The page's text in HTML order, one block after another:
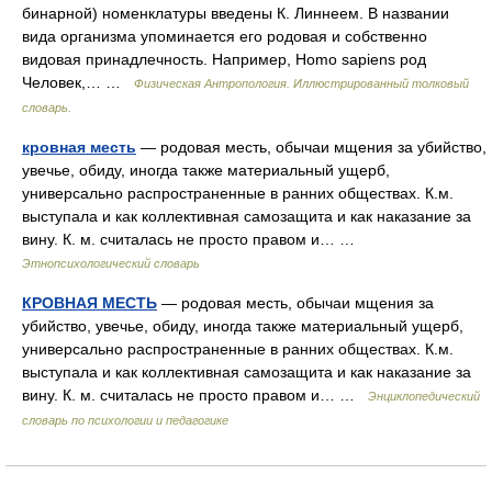
бинарной) номенклатуры введены К. Линнеем. В названии
вида организма упоминается его родовая и собственно
видовая принадлечность. Например, Homo sapiens род
Человек,… …
Физическая Антропология. Иллюстрированный толковый
словарь.
кровная месть — родовая месть, обычаи мщения за убийство,
увечье, обиду, иногда также материальный ущерб,
универсально распространенные в ранних обществах. К.м.
выступала и как коллективная самозащита и как наказание за
вину. К. м. считалась не просто правом и… …
Этнопсихологический словарь
КРОВНАЯ МЕСТЬ — родовая месть, обычаи мщения за
убийство, увечье, обиду, иногда также материальный ущерб,
универсально распространенные в ранних обществах. К.м.
выступала и как коллективная самозащита и как наказание за
вину. К. м. считалась не просто правом и… …
Энциклопедический
словарь по психологии и педагогике